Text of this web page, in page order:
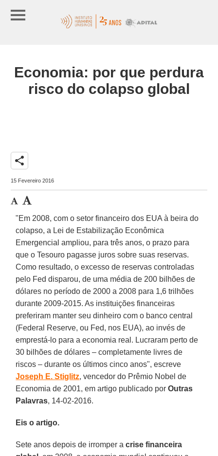
Economia: por que perdura
risco do colapso global
share
15 Fevereiro 2016
"Em 2008, com o setor financeiro dos EUA à beira do
colapso, a Lei de Estabilização Econômica
Emergencial ampliou, para três anos, o prazo para
que o Tesouro pagasse juros sobre suas reservas.
Como resultado, o excesso de reservas controladas
pelo Fed disparou, de uma média de 200 bilhões de
dólares no período de 2000 a 2008 para 1,6 trilhões
durante 2009-2015. As instituições financeiras
preferiram manter seu dinheiro com o banco central
(Federal Reserve, ou Fed, nos EUA), ao invés de
emprestá-lo para a economia real. Lucraram perto de
30 bilhões de dólares – completamente livres de
riscos – durante os últimos cinco anos", escreve
Joseph E. Stiglitz, vencedor do Prêmio Nobel de
Economia de 2001, em artigo publicado porOutras
Palavras, 14-02-2016.
Eis o artigo.
Sete anos depois de irromper acrise financeira